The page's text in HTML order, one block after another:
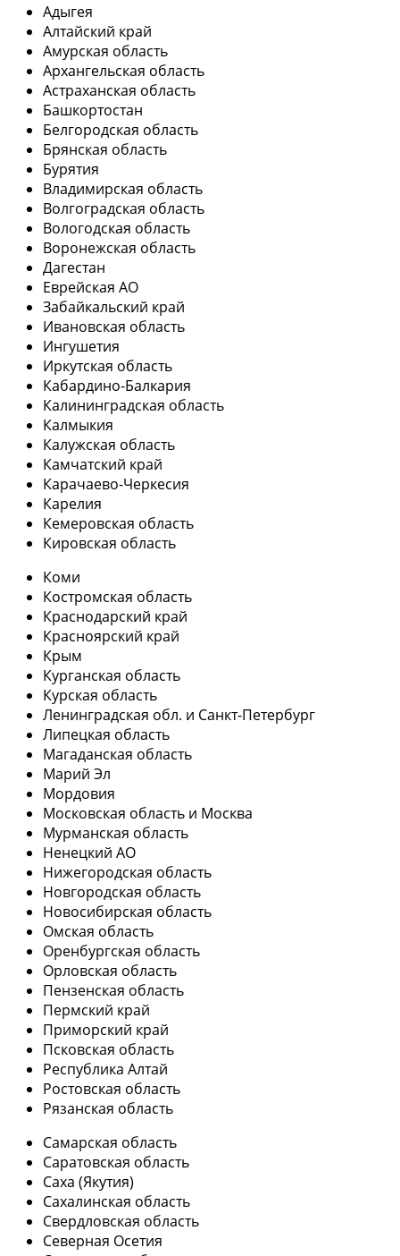
Адыгея
Алтайский край
Амурская область
Архангельская область
Астраханская область
Башкортостан
Белгородская область
Брянская область
Бурятия
Владимирская область
Волгоградская область
Вологодская область
Воронежская область
Дагестан
Еврейская АО
Забайкальский край
Ивановская область
Ингушетия
Иркутская область
Кабардино-Балкария
Калининградская область
Калмыкия
Калужская область
Камчатский край
Карачаево-Черкесия
Карелия
Кемеровская область
Кировская область
Коми
Костромская область
Краснодарский край
Красноярский край
Крым
Курганская область
Курская область
Ленинградская обл. и Санкт-Петербург
Липецкая область
Магаданская область
Марий Эл
Мордовия
Московская область и Москва
Мурманская область
Ненецкий АО
Нижегородская область
Новгородская область
Новосибирская область
Омская область
Оренбургская область
Орловская область
Пензенская область
Пермский край
Приморский край
Псковская область
Республика Алтай
Ростовская область
Рязанская область
Самарская область
Саратовская область
Саха (Якутия)
Сахалинская область
Свердловская область
Северная Осетия